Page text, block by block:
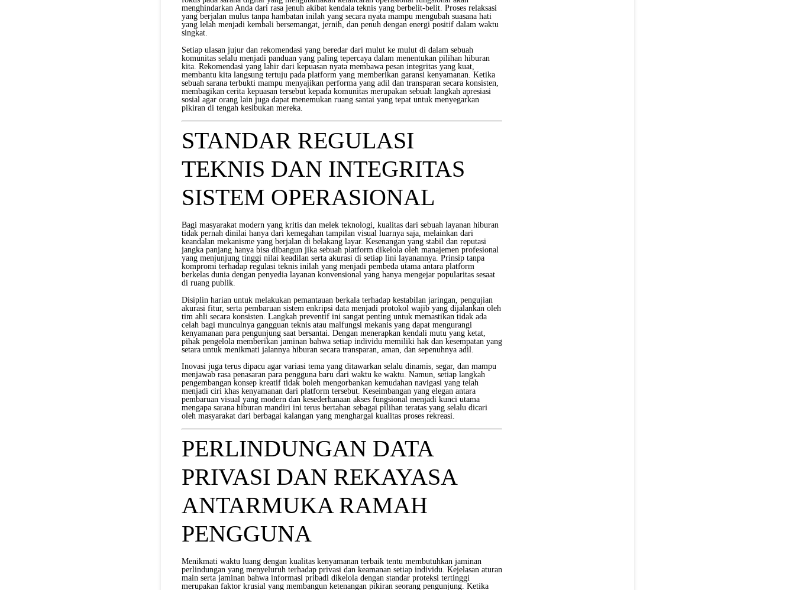
menghindarkan Anda dari rasa jenuh akibat kendala teknis yang berbelit-belit. Proses relaksasi
yang berjalan mulus tanpa hambatan inilah yang secara nyata mampu mengubah suasana hati
yang lelah menjadi kembali bersemangat, jernih, dan penuh dengan energi positif dalam waktu
singkat.
Setiap ulasan jujur dan rekomendasi yang beredar dari mulut ke mulut di dalam sebuah
komunitas selalu menjadi panduan yang paling tepercaya dalam menentukan pilihan hiburan
kita. Rekomendasi yang lahir dari kepuasan nyata membawa pesan integritas yang kuat,
membantu kita langsung tertuju pada platform yang memberikan garansi kenyamanan. Ketika
sebuah sarana terbukti mampu menyajikan performa yang adil dan transparan secara konsisten,
membagikan cerita kepuasan tersebut kepada komunitas merupakan sebuah langkah apresiasi
sosial agar orang lain juga dapat menemukan ruang santai yang tepat untuk menyegarkan
pikiran di tengah kesibukan mereka.
STANDAR REGULASI
TEKNIS DAN INTEGRITAS
SISTEM OPERASIONAL
Bagi masyarakat modern yang kritis dan melek teknologi, kualitas dari sebuah layanan hiburan
tidak pernah dinilai hanya dari kemegahan tampilan visual luarnya saja, melainkan dari
keandalan mekanisme yang berjalan di belakang layar. Kesenangan yang stabil dan reputasi
jangka panjang hanya bisa dibangun jika sebuah platform dikelola oleh manajemen profesional
yang menjunjung tinggi nilai keadilan serta akurasi di setiap lini layanannya. Prinsip tanpa
kompromi terhadap regulasi teknis inilah yang menjadi pembeda utama antara platform
berkelas dunia dengan penyedia layanan konvensional yang hanya mengejar popularitas sesaat
di ruang publik.
Disiplin harian untuk melakukan pemantauan berkala terhadap kestabilan jaringan, pengujian
akurasi fitur, serta pembaruan sistem enkripsi data menjadi protokol wajib yang dijalankan oleh
tim ahli secara konsisten. Langkah preventif ini sangat penting untuk memastikan tidak ada
celah bagi munculnya gangguan teknis atau malfungsi mekanis yang dapat mengurangi
kenyamanan para pengunjung saat bersantai. Dengan menerapkan kendali mutu yang ketat,
pihak pengelola memberikan jaminan bahwa setiap individu memiliki hak dan kesempatan yang
setara untuk menikmati jalannya hiburan secara transparan, aman, dan sepenuhnya adil.
Inovasi juga terus dipacu agar variasi tema yang ditawarkan selalu dinamis, segar, dan mampu
menjawab rasa penasaran para pengguna baru dari waktu ke waktu. Namun, setiap langkah
pengembangan konsep kreatif tidak boleh mengorbankan kemudahan navigasi yang telah
menjadi ciri khas kenyamanan dari platform tersebut. Keseimbangan yang elegan antara
pembaruan visual yang modern dan kesederhanaan akses fungsional menjadi kunci utama
mengapa sarana hiburan mandiri ini terus bertahan sebagai pilihan teratas yang selalu dicari
oleh masyarakat dari berbagai kalangan yang menghargai kualitas proses rekreasi.
PERLINDUNGAN DATA
PRIVASI DAN REKAYASA
ANTARMUKA RAMAH
PENGGUNA
Menikmati waktu luang dengan kualitas kenyamanan terbaik tentu membutuhkan jaminan
perlindungan yang menyeluruh terhadap privasi dan keamanan setiap individu. Kejelasan aturan
main serta jaminan bahwa informasi pribadi dikelola dengan standar proteksi tertinggi
merupakan faktor krusial yang membangun ketenangan pikiran seorang pengunjung. Ketika